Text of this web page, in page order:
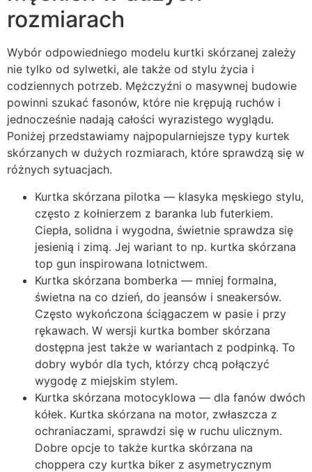
rozmiarach
Wybór odpowiedniego modelu kurtki skórzanej zależy
nie tylko od sylwetki, ale także od stylu życia i
codziennych potrzeb. Mężczyźni o masywnej budowie
powinni szukać fasonów, które nie krępują ruchów i
jednocześnie nadają całości wyrazistego wyglądu.
Poniżej przedstawiamy najpopularniejsze typy kurtek
skórzanych w dużych rozmiarach, które sprawdzą się w
różnych sytuacjach.
Kurtka skórzana pilotka — klasyka męskiego stylu,
często z kołnierzem z baranka lub futerkiem.
Ciepła, solidna i wygodna, świetnie sprawdza się
jesienią i zimą. Jej wariant to np. kurtka skórzana
top gun inspirowana lotnictwem.
Kurtka skórzana bomberka — mniej formalna,
świetna na co dzień, do jeansów i sneakersów.
Często wykończona ściągaczem w pasie i przy
rękawach. W wersji kurtka bomber skórzana
dostępna jest także w wariantach z podpinką. To
dobry wybór dla tych, którzy chcą połączyć
wygodę z miejskim stylem.
Kurtka skórzana motocyklowa — dla fanów dwóch
kółek. Kurtka skórzana na motor, zwłaszcza z
ochraniaczami, sprawdzi się w ruchu ulicznym.
Dobre opcje to także kurtka skórzana na
choppera czy kurtka biker z asymetrycznym